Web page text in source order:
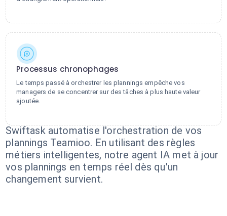
Processus chronophages
Le temps passé à orchestrer les plannings empêche vos
managers de se concentrer sur des tâches à plus haute valeur
ajoutée.
Swiftask automatise l'orchestration de vos
plannings Teamioo. En utilisant des règles
métiers intelligentes, notre agent IA met à jour
vos plannings en temps réel dès qu'un
changement survient.